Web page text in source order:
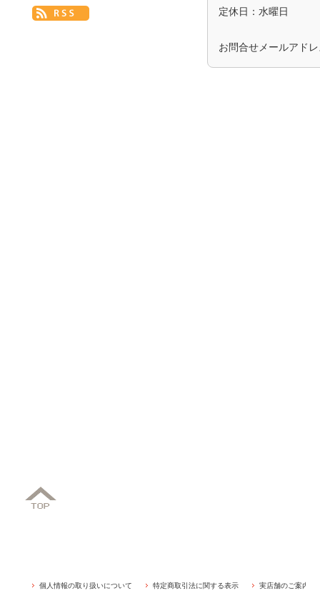
定休日：水曜日
お問合せメールアド
個人情報の取り扱いについて 特定商取引法に関する表示 実店舗のご案内